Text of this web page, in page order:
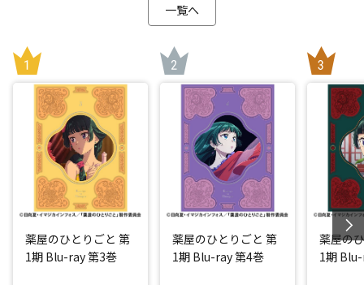
一覧へ
薬屋のひとりごと 第
1期 Blu-ray 第3巻
薬屋のひとりごと 第
1期 Blu-ray 第4巻
薬屋の
1期